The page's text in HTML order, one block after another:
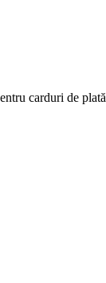
carduri de plată